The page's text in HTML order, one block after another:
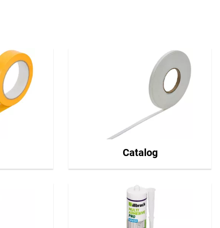
Catalog